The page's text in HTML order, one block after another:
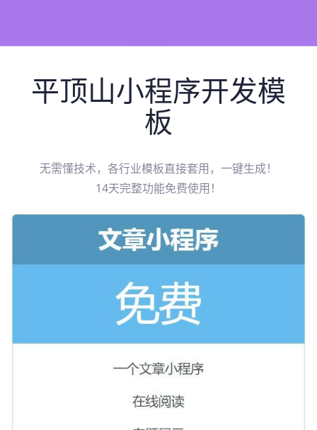
平顶山小程序开发模
板
无需懂技术，各行业模板直接套用，一键生成！
14天完整功能免费使用！